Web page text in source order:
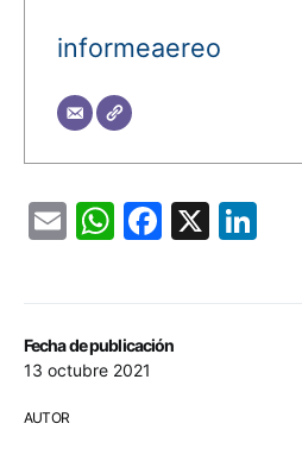
Fecha de publicación
13 octubre 2021
AUTOR
informeaereo
EmailWhatsApp
X